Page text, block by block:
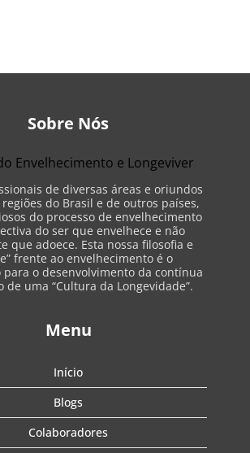
Sobre Nós
de diversas áreas e oriundos
do Brasil e de outros países,
do processo de envelhecimento
do ser que envelhece e não
que adoece. Esta nossa filosofia e
frente ao envelhecimento é o
para o desenvolvimento da contínua
de uma “Cultura da Longevidade”.
Menu
Início
Blogs
Colaboradores